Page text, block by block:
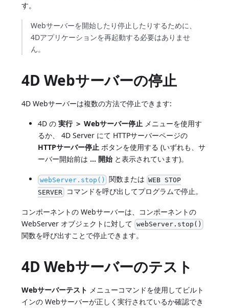
す。
Webサーバーを開始したり停止したりするために、
4Dアプリケーションを再起動する必要はありませ
ん。
4D Webサーバーの停止
4D Webサーバーは複数の方法で停止できます:
4D の実行 ＞ Webサーバー停止 メニューを使用す
るか、 4D Server にて HTTPサーバーページの
HTTPサーバー停止 ボタンを使用する (いずれも、サ
ーバー開始前は… 開始 と表示されています)。
webServer.stop() 関数または WEB STOP
SERVER コマンドを呼び出してプログラムで停止。
コンポーネントの Webサーバーは、コンポーネントの
WebServer オブジェクトに対して webServer.stop()
関数を呼び出すことで停止できます。
4D Webサーバーのテスト
Webサーバーテスト メニューコマンドを使用してビルト
インの Webサーバーが正しく実行されているか確認でき